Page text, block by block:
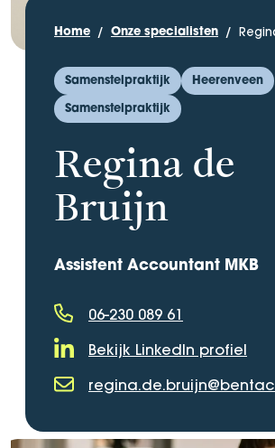
Home Onze specialisten
Samenstelpraktijk Heerenveen
Samenstelpraktijk
Regina de
Bruijn
Assistent Accountant MKB
Telefoonnummer
06-230 089 61
LinkedIn Profiel
Bekijk LinkedIn profiel